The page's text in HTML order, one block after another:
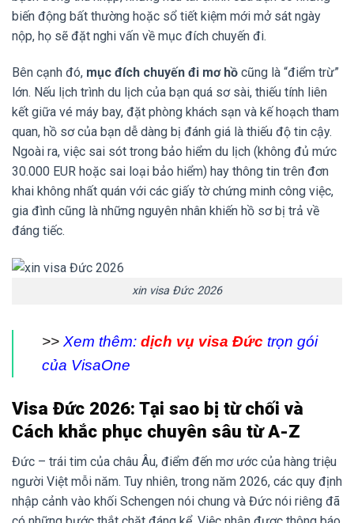
biến động bất thường hoặc sổ tiết kiệm mới mở sát ngày
nộp, họ sẽ đặt nghi vấn về mục đích chuyến đi.
Bên cạnh đó, mục đích chuyến đi mơ hồ cũng là “điểm trừ”
lớn. Nếu lịch trình du lịch của bạn quá sơ sài, thiếu tính liên
kết giữa vé máy bay, đặt phòng khách sạn và kế hoạch tham
quan, hồ sơ của bạn dễ dàng bị đánh giá là thiếu độ tin cậy.
Ngoài ra, việc sai sót trong bảo hiểm du lịch (không đủ mức
30.000 EUR hoặc sai loại bảo hiểm) hay thông tin trên đơn
khai không nhất quán với các giấy tờ chứng minh công việc,
gia đình cũng là những nguyên nhân khiến hồ sơ bị trả về
đáng tiếc.
xin visa Đức 2026
>> Xem thêm: dịch vụ visa Đức trọn gói
của VisaOne
Visa Đức 2026: Tại sao bị từ chối và
Cách khắc phục chuyên sâu từ A-Z
Đức – trái tim của châu Âu, điểm đến mơ ước của hàng triệu
người Việt mỗi năm. Tuy nhiên, trong năm 2026, các quy định
nhập cảnh vào khối Schengen nói chung và Đức nói riêng đã